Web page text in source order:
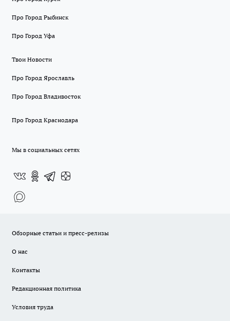
Про Город Рыбинск
Про Город Уфа
Твои Новости
Про Город Ярославль
Про Город Владивосток
Про Город Краснодара
Мы в социальных сетях
Обзорные статьи и пресс-релизы
О нас
Контакты
Редакционная политика
Условия труда